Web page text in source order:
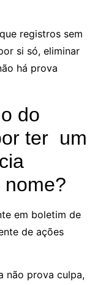
registros sem
si só, eliminar
há prova
do
ter um
nome?
em boletim de
de ações
não prova culpa,